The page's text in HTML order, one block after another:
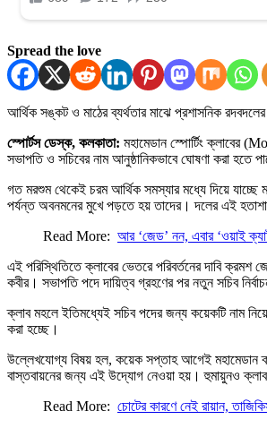
Spread the love
আর্থিক সঙ্কট ও মাঠের ব্যর্থতার মাঝে প্রশাসনিক
স্পোর্টস ডেস্ক, কলকাতা: মহামেডান স্পোর্টিং ক্লাবের
সভাপতি ও সচিবের নাম আনুষ্ঠানিকভাবে ঘোষণা করা হতে
গত মরশুম থেকেই চরম আর্থিক সমস্যার মধ্যে দিয়ে যাচ্ছে
পর্যন্ত অবনমনের মুখে পড়তে হয় তাদের। দলের এই
Read More: আর ‘জেড’ নন, এবার ‘ওয়াই
এই পরিস্থিতিতে ক্লাবের ভেতরে পরিবর্তনের দাবি ক্রমশ
কবীর। সভাপতি পদে দায়িত্ব গ্রহণের পর নতুন সচিব
ক্লাব মহলে ইতিমধ্যেই সচিব পদের জন্য কয়েকটি নাম
করা হচ্ছে।
উল্লেখযোগ্য বিষয় হল, কয়েক সপ্তাহ আগেই মহামেডান
বাস্তবায়নের জন্য এই উদ্যোগ নেওয়া হয়। হুমায়ুনও ক্লাব
Read More: চোটের কারণে নেই রায়ান,